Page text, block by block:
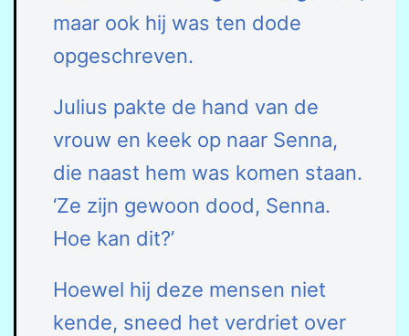
maar ook hij was ten dode
opgeschreven.
Julius pakte de hand van de
vrouw en keek op naar Senna,
die naast hem was komen staan.
‘Ze zijn gewoon dood, Senna.
Hoe kan dit?’
Hoewel hij deze mensen niet
kende, sneed het verdriet over